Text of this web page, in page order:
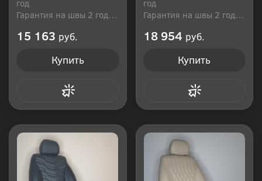
год
Гарантия на швы 2 года
15 163 руб.
Купить
год
Гарантия на швы 2 года
18 954 руб.
Купить